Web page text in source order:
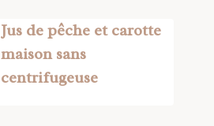
Jus de pêche et carotte
maison sans
centrifugeuse